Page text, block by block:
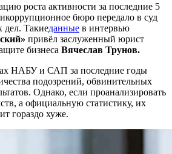
роста активности за последние 5
бюро передало в суд
дел. Такиеданные в интервью
привёл заслуженный юрист
бизнеса Вячеслав Трунов.
НАБУ и САП за последние годы
подозрений, обвинительных
Однако, если проанализировать
а официальную статистику, их
гораздо хуже.